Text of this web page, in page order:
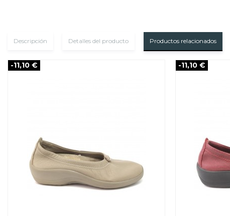
Descripción Detalles del producto Productos relacionados
-11,10 € -11,10 €